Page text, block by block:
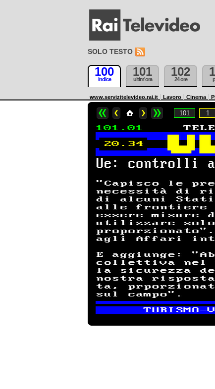
SOLO TESTO
100
indice
101
ultim'ora
102
24 ore
www.servizitelevideo.rai.it Lavoro Cinema